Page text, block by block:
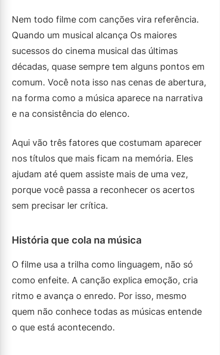
Nem todo filme com canções vira referência.
Quando um musical alcança Os maiores
sucessos do cinema musical das últimas
décadas, quase sempre tem alguns pontos em
comum. Você nota isso nas cenas de abertura,
na forma como a música aparece na narrativa
e na consistência do elenco.
Aqui vão três fatores que costumam aparecer
nos títulos que mais ficam na memória. Eles
ajudam até quem assiste mais de uma vez,
porque você passa a reconhecer os acertos
sem precisar ler crítica.
História que cola na música
O filme usa a trilha como linguagem, não só
como enfeite. A canção explica emoção, cria
ritmo e avança o enredo. Por isso, mesmo
quem não conhece todas as músicas entende
o que está acontecendo.